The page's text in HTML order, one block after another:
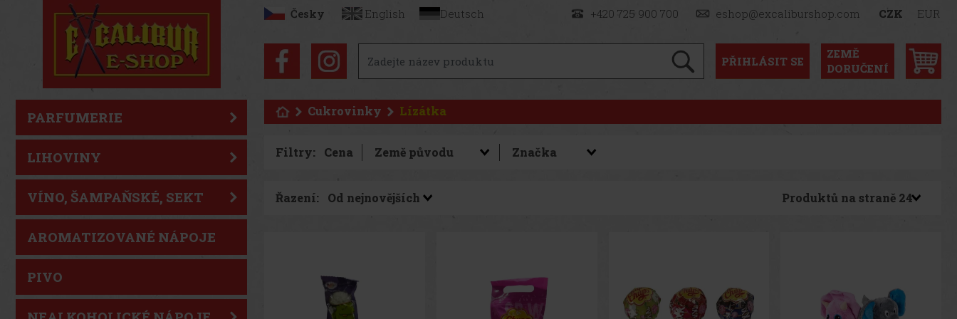
Česky English Deutsch +420 725 900 700 eshop@excaliburshop.com CZK EUR
PŘIHLÁSIT SE
ZEMĚ
DORUČENÍ
PARFUMERIE
LIHOVINY
VÍNO, ŠAMPAŇSKÉ, SEKT
AROMATIZOVANÉ NÁPOJE
PIVO
Cukrovinky Lízátka
Filtry: Cena
Řazení: Produktů na straně